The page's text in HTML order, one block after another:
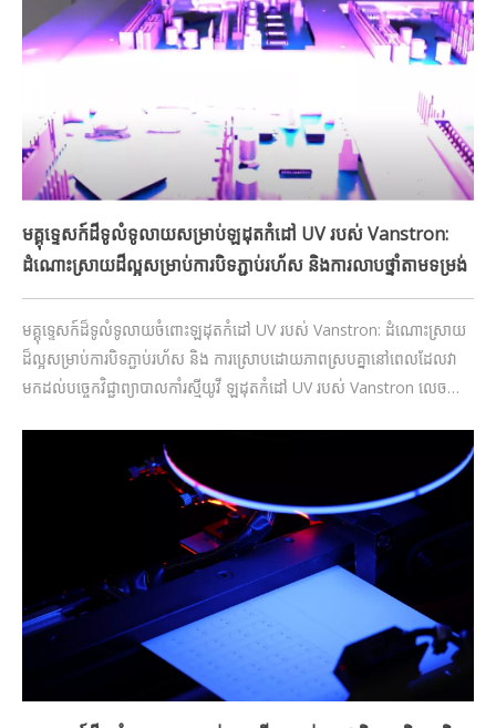
មគ្គុទ្ទេសក៍ដ៏ទូលំទូលាយសម្រាប់ឡដុតកំដៅ UV របស់ Vanstron:
ដំណោះស្រាយដ៏ល្អសម្រាប់ការបិទភ្ជាប់រហ័ស និងការលាបថ្នាំតាមទម្រង់
មគ្គុទ្ទេសក៍ដ៏ទូលំទូលាយចំពោះឡដុតកំដៅ UV របស់ Vanstron: ដំណោះស្រាយ
ដ៏ល្អសម្រាប់ការបិទភ្ជាប់រហ័ស និង ការស្រោបដោយភាពស្របគ្នានៅពេលដែលវា
មកដល់បច្ចេកវិជ្ជាព្យាបាលកាំរស្មីយូវី ឡដុតកំដៅ UV របស់ Vanstron លេចធ្លោ
តម្រូវឱ្យមានការស្អិតជាប់លឿន និងគុណភាពខ្ពស់ និងថ្នាំកូតសមស្រប។